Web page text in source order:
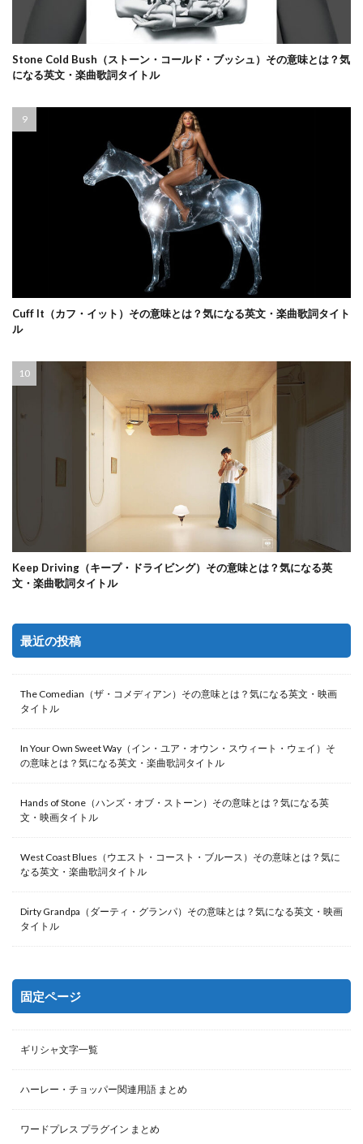
Stone Cold Bush（ストーン・コールド・ブッシュ）その意味とは？気
になる英文・楽曲歌詞タイトル
Cuff It（カフ・イット）その意味とは？気になる英文・楽曲歌詞タイト
ル
Keep Driving（キープ・ドライビング）その意味とは？気になる英
文・楽曲歌詞タイトル
最近の投稿
The Comedian（ザ・コメディアン）その意味とは？気になる英文・映画
タイトル
In Your Own Sweet Way（イン・ユア・オウン・スウィート・ウェイ）そ
の意味とは？気になる英文・楽曲歌詞タイトル
Hands of Stone（ハンズ・オブ・ストーン）その意味とは？気になる英
文・映画タイトル
West Coast Blues（ウエスト・コースト・ブルース）その意味とは？気に
なる英文・楽曲歌詞タイトル
Dirty Grandpa（ダーティ・グランパ）その意味とは？気になる英文・映画
タイトル
固定ページ
ギリシャ文字一覧
ハーレー・チョッパー関連用語 まとめ
ワードプレス プラグイン まとめ